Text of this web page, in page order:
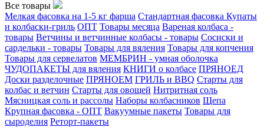
Все товары
Мелкая фасовка на 1-5 кг фарша Стандартная фасовка Купаты
и колбаски-гриль ОПТ Товары месяца Вареная колбаса -
товары Ветчины и ветчинные колбасы - товары Сосиски и
сардельки - товары Товары для вяления Товары для копчения
Товары для сервелатов МЕМБРИН - умная оболочка
ЧУДОПАКЕТЫ для вяления КНИГИ о колбасе ПРЯНОЕД
Доски разделочные ПРЯНОЕМ ГРИЛЬ и BBQ Старты для
колбас и ветчин Старты для овощей Нитритная соль
Мясницкая соль и рассолы Наборы колбасников Щепа
Крупная фасовка - ОПТ Вакуумные пакеты Товары для
сыроделия Реторт-пакеты